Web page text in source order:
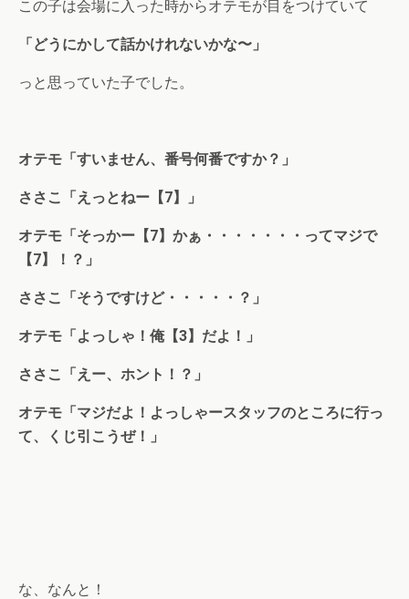
この子は会場に入った時からオテモが目をつけていて
「どうにかして話かけれないかな〜」
っと思っていた子でした。
オテモ「すいません、番号何番ですか？」
ささこ「えっとねー【7】」
オテモ「そっかー【7】かぁ・・・・・・・ってマジで
【7】！？」
ささこ「そうですけど・・・・・？」
オテモ「よっしゃ！俺【3】だよ！」
ささこ「えー、ホント！？」
オテモ「マジだよ！よっしゃースタッフのところに行っ
て、くじ引こうぜ！」
な、なんと！